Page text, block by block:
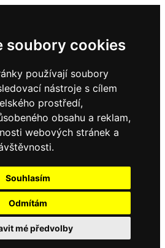
soubory cookies
používají soubory
nástroje s cílem
prostředí,
obsahu a reklam,
webových stránek a
Souhlasím
Odmítám
mé předvolby